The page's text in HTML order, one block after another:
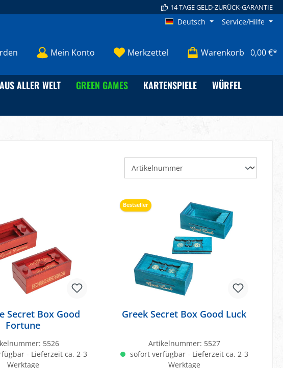
14 TAGE GELD-ZURÜCK-GARANTIE
Deutsch Service/Hilfe
Mein Konto Merkzettel Warenkorb 0,00 €*
ALLER WELT GREEN GAMES KARTENSPIELE
WÜRFEL
Secret Box Good
Fortune
5526
- Lieferzeit ca. 2-3
Werktage
Bestseller
Greek Secret Box Good Luck
Artikelnummer: 5527
sofort verfügbar - Lieferzeit ca. 2-3
Werktage